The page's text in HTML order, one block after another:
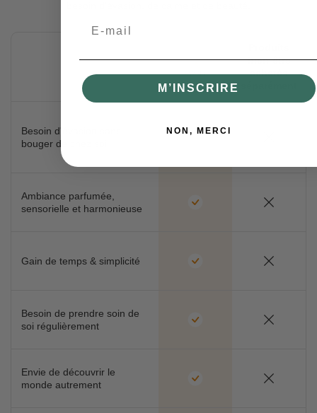
bien-être
achetés
Besoin d'évasion sans
bouger de chez soi
Ambiance parfumée,
sensorielle et harmonieuse
Gain de temps & simplicité
Besoin de prendre soin de
soi régulièrement
Envie de découvrir le
monde autrement
M’INSCRIRE
NON, MERCI